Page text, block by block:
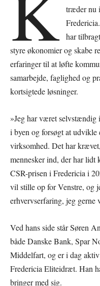
træder nu
har
styre økonomier og skabe
erfaringer til at løfte
samarbejde, faglighed og
kortsigtede løsninger.
»Jeg har været selvstændig
i byen og forsøgt at udvikle
virksomhed. Det har
mennesker ind, der har
CSR-prisen i Fredericia i
vil stille op for Venstre, og
erhvervserfaring, jeg gerne
Ved hans side står Søren
både Danske Bank, Spar
Middelfart, og er i dag
Fredericia Eliteidræt. Han
bringer med sig.